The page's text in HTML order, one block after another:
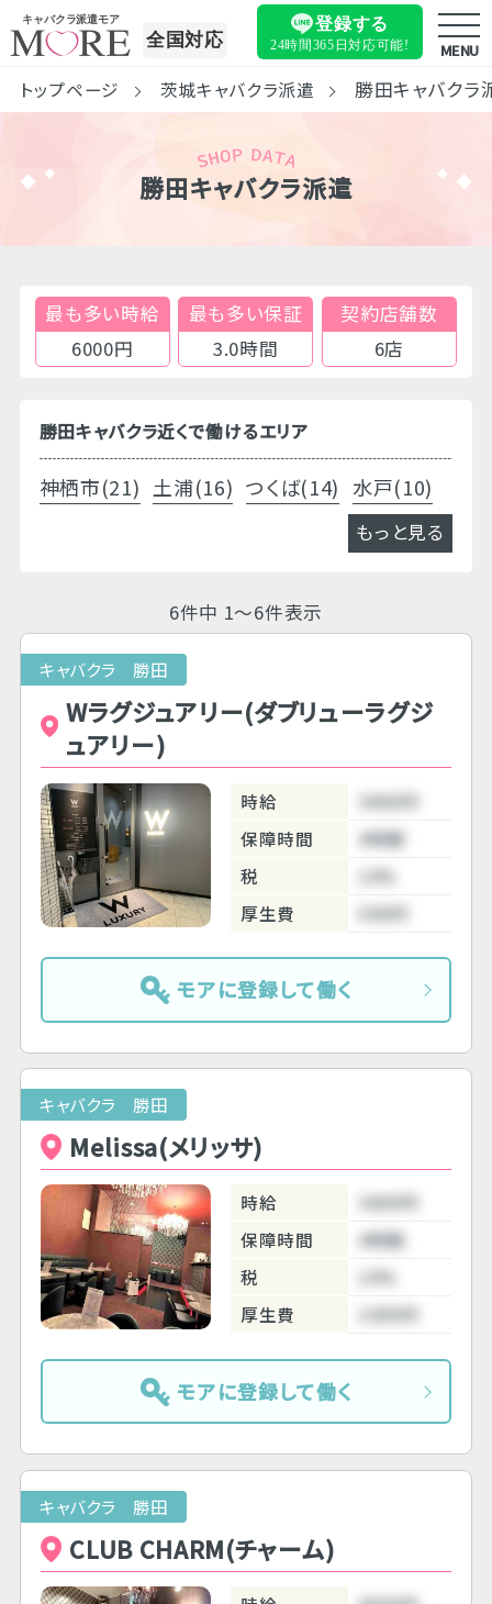
キャバクラ派遣モア
全国対応
登録する
24時間365日対応可能! MENU
トップページ 茨城キャバクラ派遣 勝田キャバクラ
勝田キャバクラ派遣
最も多い時給
6000円
最も多い保証
3.0時間
契約店舗数
6店
勝田キャバクラ近くで働けるエリア
神栖市(21) 土浦(16) つくば(14) 水戸(10)
もっと見る
6件中 1～6件表示
キャバクラ 勝田
Wラグジュアリー(ダブリューラグジ
ュアリー)
時給
3000円
保障時間
4時間
税
10%
厚生費
500円
モアに登録して働く
キャバクラ 勝田
Melissa(メリッサ)
時給
3000円
保障時間
4時間
税
10%
厚生費
1000円
モアに登録して働く
キャバクラ 勝田
CLUB CHARM(チャーム)